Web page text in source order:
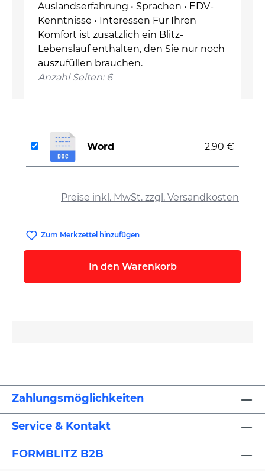
Auslandserfahrung • Sprachen • EDV-
Kenntnisse • Interessen Für Ihren
Komfort ist zusätzlich ein Blitz-
Lebenslauf enthalten, den Sie nur noch
auszufüllen brauchen.
Anzahl Seiten: 6
Preise inkl. MwSt. zzgl. Versandkosten
Word 2,90 €
Zum Merkzettel hinzufügen
In den Warenkorb
Zahlungsmöglichkeiten
Service & Kontakt
FORMBLITZ B2B